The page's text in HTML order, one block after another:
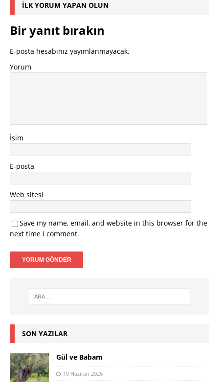
İLK YORUM YAPAN OLUN
Bir yanıt bırakın
E-posta hesabınız yayımlanmayacak.
Yorum
İsim
E-posta
Web sitesi
Save my name, email, and website in this browser for the
next time I comment.
SON YAZILAR
Gül ve Babam
19 Haziran 2026